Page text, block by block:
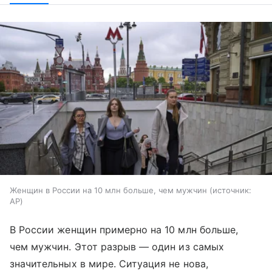
Женщин в России на 10 млн больше, чем мужчин
источник:
AP
В России женщин примерно на 10 млн больше,
чем мужчин. Этот разрыв — один из самых
значительных в мире. Ситуация не нова,